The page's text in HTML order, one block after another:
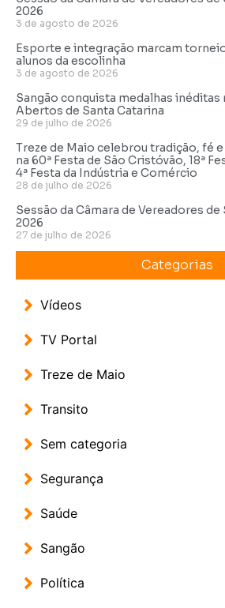
2026
3 de agosto de 2026
Esporte e integração marcam
alunos da escolinha
3 de agosto de 2026
Sangão conquista medalhas
Abertos de Santa Catarina
29 de julho de 2026
Treze de Maio celebrou tradição, fé
na 60ª Festa de São Cristóvão, 18ª
4ª Festa da Indústria e Comércio
28 de julho de 2026
Sessão da Câmara de Vereadores
2026
27 de julho de 2026
Categorias
Vídeos
TV Portal
Treze de Maio
Transito
Sem categoria
Segurança
Saúde
Sangão
Política